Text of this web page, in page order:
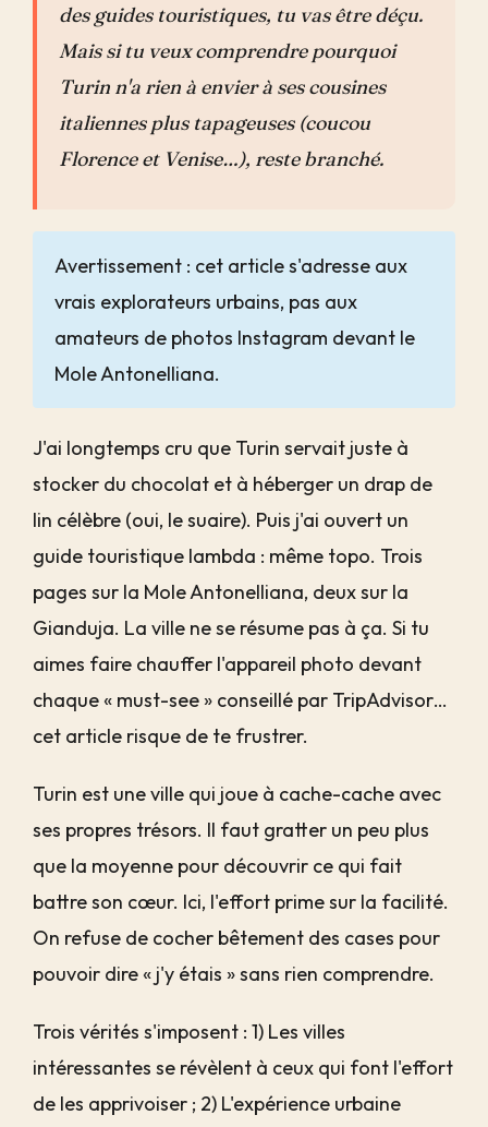
des guides touristiques, tu vas être déçu.
Mais si tu veux comprendre pourquoi
Turin n'a rien à envier à ses cousines
italiennes plus tapageuses (coucou
Florence et Venise…), reste branché.
Avertissement : cet article s'adresse aux
vrais explorateurs urbains, pas aux
amateurs de photos Instagram devant le
Mole Antonelliana.
J'ai longtemps cru que Turin servait juste à
stocker du chocolat et à héberger un drap de
lin célèbre (oui, le suaire). Puis j'ai ouvert un
guide touristique lambda : même topo. Trois
pages sur la Mole Antonelliana, deux sur la
Gianduja. La ville ne se résume pas à ça. Si tu
aimes faire chauffer l'appareil photo devant
chaque « must-see » conseillé par TripAdvisor…
cet article risque de te frustrer.
Turin est une ville qui joue à cache-cache avec
ses propres trésors. Il faut gratter un peu plus
que la moyenne pour découvrir ce qui fait
battre son cœur. Ici, l'effort prime sur la facilité.
On refuse de cocher bêtement des cases pour
pouvoir dire « j'y étais » sans rien comprendre.
Trois vérités s'imposent : 1) Les villes
intéressantes se révèlent à ceux qui font l'effort
de les apprivoiser ; 2) L'expérience urbaine